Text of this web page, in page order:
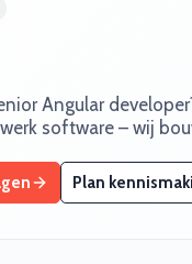
Angular
software – wij
Plan